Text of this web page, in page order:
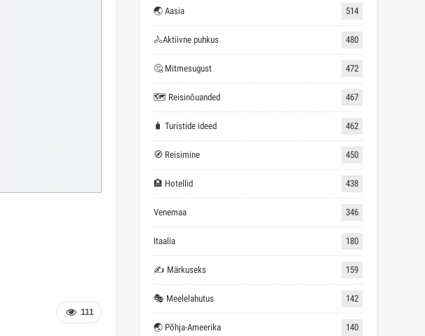
111
🌏 Aasia 514
🚴Aktiivne puhkus 480
🤔 Mitmesugust 472
🗺 Reisinõuanded 467
🧳 Turistide ideed 462
🧭 Reisimine 450
🏨 Hotellid 438
Venemaa 346
Itaalia 180
✍ Märkuseks 159
🎭 Meelelahutus 142
🌏 Põhja-Ameerika 140